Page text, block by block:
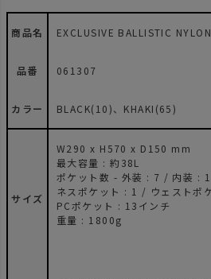
商品名 EXCLUSIVE BALLISTIC
品番 061307
カラー BLACK(10)、KHAKI(65)
サイズ
W290 x H570 x D150 mm
最大容量 : 約38L
ポケット数 - 外装 : 7 / 内装 :
ネスポケット : 1 / ウェストポ
PCポケット : 13インチ
重量 : 1800g